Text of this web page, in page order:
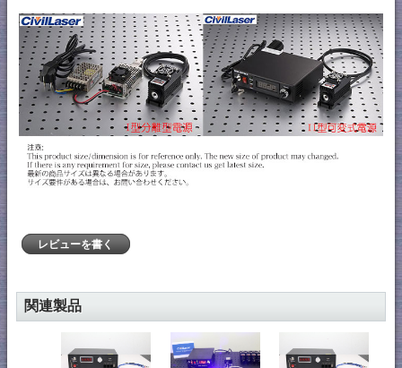
レビューを書く
関連製品